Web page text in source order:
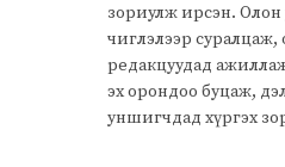
зориулж ирсэн. Олон
чиглэлээр
редакцуудад
эх орондоо буцаж,
уншигчдад хүргэх